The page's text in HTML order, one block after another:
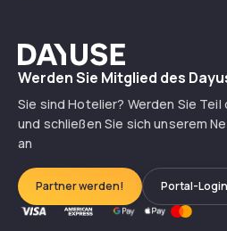
Dayuse
Werden Sie Mitglied des
Sie sind Hotelier? Werden Sie
und schließen Sie sich unserem
an
Partner werden! Portal-Login